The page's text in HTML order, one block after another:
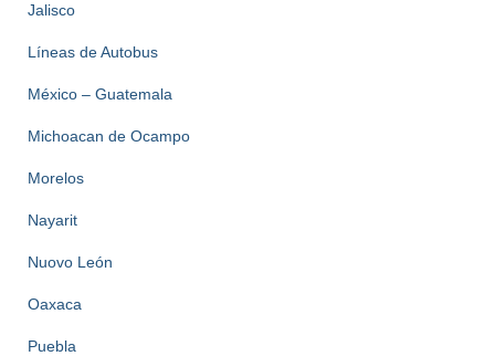
Jalisco
Líneas de Autobus
México – Guatemala
Michoacan de Ocampo
Morelos
Nayarit
Nuovo León
Oaxaca
Puebla